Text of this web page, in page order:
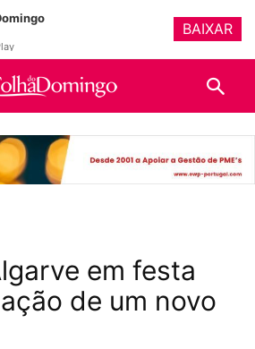
em festa
de um novo
BAIXAR